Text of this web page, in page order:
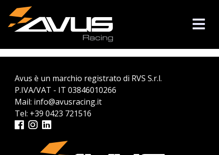
Avus è un marchio registrato di RVS S.r.l.
P.IVA/VAT - IT 03846010266
Mail: info@avusracing.it
Tel: +39 0423 721516